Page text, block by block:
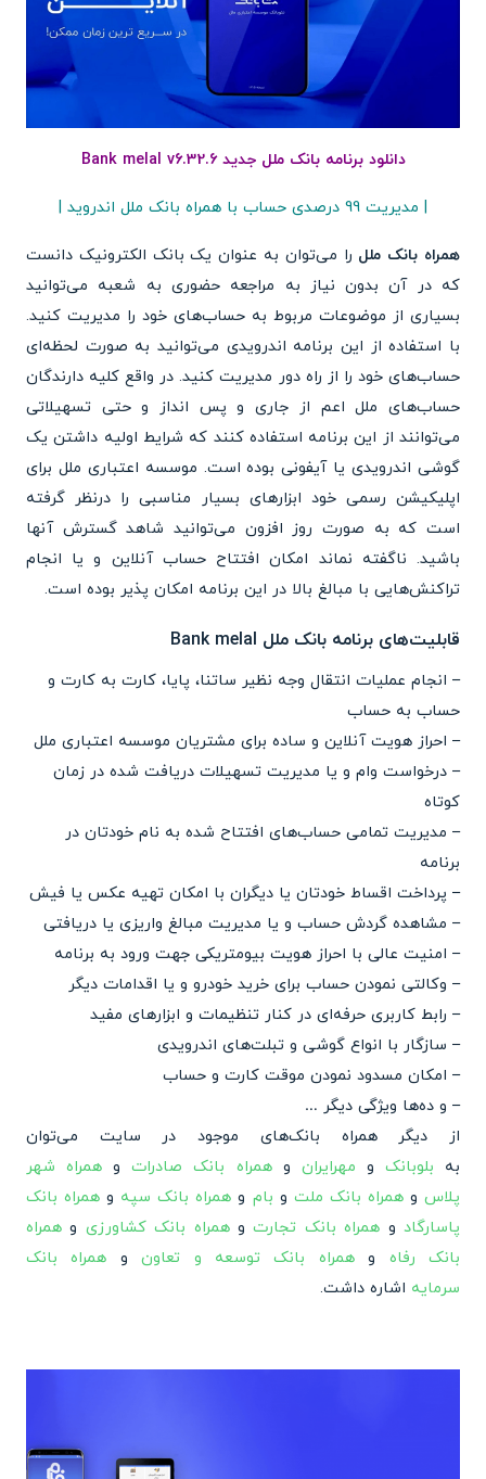
دانلود برنامه بانک ملل جدید Bank melal v6.32.6
| مدیریت 99 درصدی حساب با همراه بانک ملل اندروید |
همراه بانک ملل را می‌توان به عنوان یک بانک الکترونیک دانست
که در آن بدون نیاز به مراجعه حضوری به شعبه می‌توانید
بسیاری از موضوعات مربوط به حساب‌های خود را مدیریت کنید.
با استفاده از این برنامه اندرویدی می‌توانید به صورت لحظه‌ای
حساب‌های خود را از راه دور مدیریت کنید. در واقع کلیه دارندگان
حساب‌های ملل اعم از جاری و پس انداز و حتی تسهیلاتی
می‌توانند از این برنامه استفاده کنند که شرایط اولیه داشتن یک
گوشی اندرویدی یا آیفونی بوده است. موسسه اعتباری ملل برای
اپلیکیشن رسمی خود ابزارهای بسیار مناسبی را درنظر گرفته
است که به صورت روز افزون می‌توانید شاهد گسترش آنها
باشید. ناگفته نماند امکان افتتاح حساب آنلاین و یا انجام
تراکنش‌هایی با مبالغ بالا در این برنامه امکان پذیر بوده است.
قابلیت‌های برنامه بانک ملل Bank melal
– انجام عملیات انتقال وجه نظیر ساتنا، پایا، کارت به کارت و
حساب به حساب
– احراز هویت آنلاین و ساده برای مشتریان موسسه اعتباری ملل
– درخواست وام و یا مدیریت تسهیلات دریافت شده در زمان
کوتاه
– مدیریت تمامی حساب‌های افتتاح شده به نام خودتان در
برنامه
– پرداخت اقساط خودتان یا دیگران با امکان تهیه عکس یا فیش
– مشاهده گردش حساب و یا مدیریت مبالغ واریزی یا دریافتی
– امنیت عالی با احراز هویت بیومتریکی جهت ورود به برنامه
– وکالتی نمودن حساب برای خرید خودرو و یا اقدامات دیگر
– رابط کاربری حرفه‌ای در کنار تنظیمات و ابزارهای مفید
– سازگار با انواع گوشی و تبلت‌های اندرویدی
– امکان مسدود نمودن موقت کارت و حساب
– و ده‌ها ویژگی دیگر …
از دیگر همراه بانک‌های موجود در سایت می‌توان
به بلوبانک و مهرایران وهمراه بانک صادراتو همراه شهر
پلاسوهمراه بانک ملت و بام و همراه بانک سپه و همراه بانک
پاسارگادو همراه بانک تجارتوهمراه بانک کشاورزی و همراه
بانک رفاه وهمراه بانک توسعه و تعاونو همراه بانک
سرمایه اشاره داشت.